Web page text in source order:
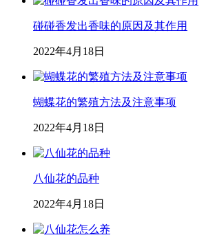
碰碰香发出香味的原因及其作用
2022年4月18日
蝴蝶花的繁殖方法及注意事项
2022年4月18日
八仙花的品种
2022年4月18日